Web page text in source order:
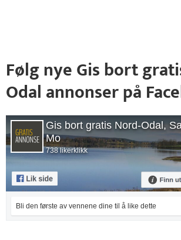
Følg nye Gis bort
Odal annonser på
Gis bort gratis Nord-Odal,
Mo
738 likerklikk
Bli den første av vennene dine til å like dette